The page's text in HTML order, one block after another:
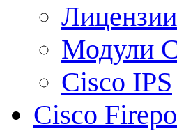
Модули
Cisco IPS
Cisco